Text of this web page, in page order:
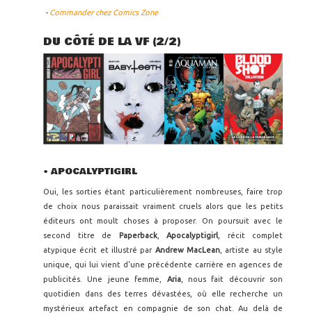
- Commander chez Comics Zone
DU CÔTÉ DE LA VF (2/2)
• APOCALYPTIGIRL
Oui, les sorties étant particulièrement nombreuses, faire trop
de choix nous paraissait vraiment cruels alors que les petits
éditeurs ont moult choses à proposer. On poursuit avec le
second titre de
Paperback, Apocalyptigirl , récit complet
atypique écrit et illustré par Andrew MacLean , artiste au style
unique, qui lui vient d'une précédente carrière en agences de
publicités. Une jeune femme, Aria, nous fait découvrir son
quotidien dans des terres dévastées, où elle recherche un
mystérieux artefact en compagnie de son chat. Au delà de